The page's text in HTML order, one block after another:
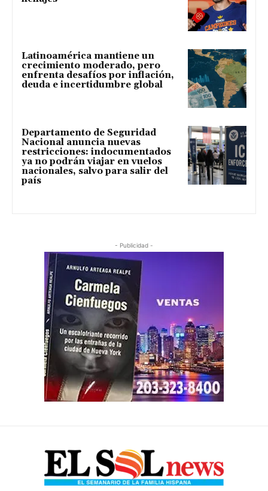
Latinoamérica mantiene un
crecimiento moderado, pero
enfrenta desafíos por inflación,
deuda e incertidumbre global
Departamento de Seguridad
Nacional anuncia nuevas
restricciones: indocumentados
ya no podrán viajar en vuelos
nacionales, salvo para salir del
país
- Publicidad -